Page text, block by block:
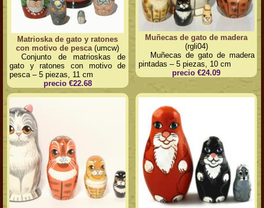
Matrioska de gato y ratones
con motivo de pesca(umcw)
Conjunto de matrioskas de
gato y ratones con motivo de
pesca – 5 piezas, 11 cm
precio €22.68
Muñecas de gato de madera
(rgli04)
Muñecas de gato de madera
pintadas – 5 piezas, 10 cm
precio €24.09